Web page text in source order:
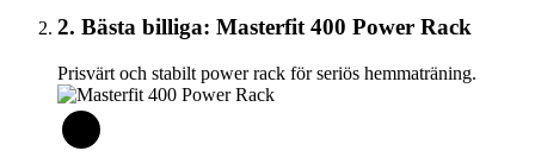
2. Bästa billiga: Masterfit 400 Power Rack
Prisvärt och stabilt power rack för seriös hemmaträning.